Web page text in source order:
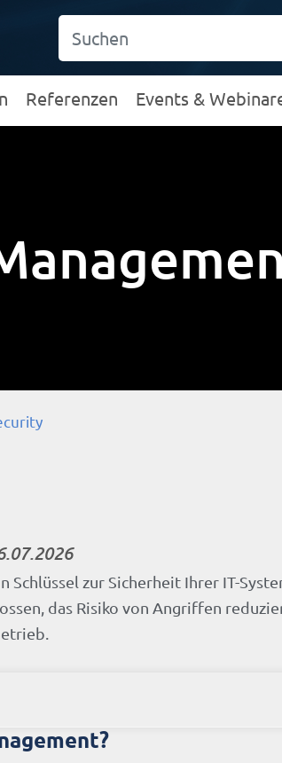
Referenzen Events &
Schlüssel zur Sicherheit Ihrer IT-
das Risiko von Angriffen